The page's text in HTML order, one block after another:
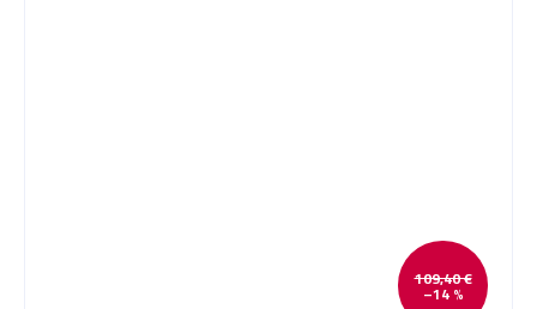
109,40 €
–14 %